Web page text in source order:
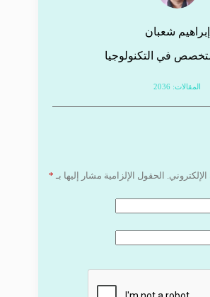
إبراهيم شعبان
في التكنولوجيا
المقالات: 2036
الحقول الإلزامية مشار إليها بـ *